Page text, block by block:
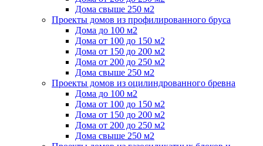
Дома свыше 250 м2
Проекты домов из профилированного бруса
Дома до 100 м2
Дома от 100 до 150 м2
Дома от 150 до 200 м2
Дома от 200 до 250 м2
Дома свыше 250 м2
Проекты домов из оцилиндрованного бревна
Дома до 100 м2
Дома от 100 до 150 м2
Дома от 150 до 200 м2
Дома от 200 до 250 м2
Дома свыше 250 м2